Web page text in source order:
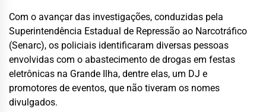
Com o avançar das investigações, conduzidas pela
Superintendência Estadual de Repressão ao Narcotráfico
(Senarc), os policiais identificaram diversas pessoas
envolvidas com o abastecimento de drogas em festas
eletrônicas na Grande Ilha, dentre elas, um DJ e
promotores de eventos, que não tiveram os nomes
divulgados.